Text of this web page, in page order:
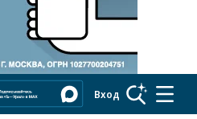
Вход